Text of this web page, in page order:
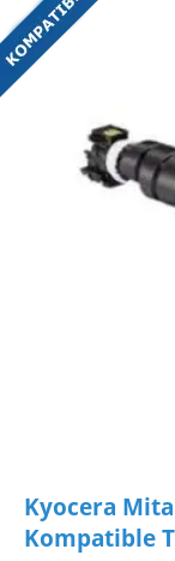
Kyocera Mita
Kompatible